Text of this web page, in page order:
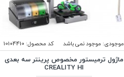
موجودی: موجود نمی باشد کد محصول: 10104410
ماژول ترمیستور مخصوص پرینتر سه بعدی
CREALITY HI